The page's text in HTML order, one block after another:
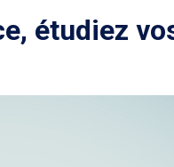
étudiez